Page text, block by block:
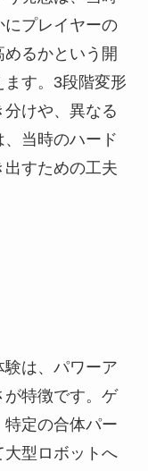
プレイヤーの
るかという開
す。3段階変形
けや、異なる
当時のハード
すための工夫
験は、パワーア
が特徴です。ゲ
定の合体パー
大型ロボットへ